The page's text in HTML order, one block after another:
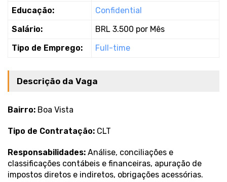
Educação:
Confidential
Salário:
BRL 3.500 por Mês
Tipo de Emprego:
Full-time
Descrição da Vaga
Bairro: Boa Vista
Tipo de Contratação: CLT
Responsabilidades: Análise, conciliações e
classificações contábeis e financeiras, apuração de
impostos diretos e indiretos, obrigações acessórias.